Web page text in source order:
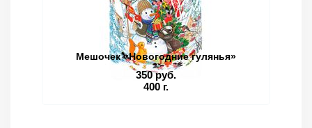
Мешочек «Новогодние гулянья»
350 руб.
400 г.